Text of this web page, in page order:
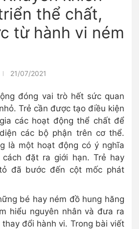
thể chất,
từ hành vi ném
21/07/2021
đóng vai trò hết sức quan
Trẻ cần được tạo điều kiện
các hoạt động thể chất để
các bộ phận trên cơ thể.
là một hoạt động có ý nghĩa
đặt ra giới hạn. Trẻ hay
đã bước đến cột mốc phát
bé hay ném đồ hung hăng
hiểu nguyên nhân và đưa ra
đổi hành vi. Trong bài viết